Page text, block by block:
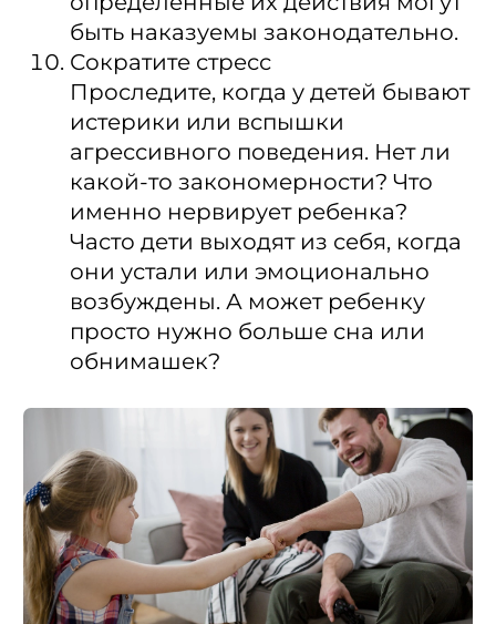
быть наказуемы законодательно.
Сократите стресс
Проследите, когда у детей бывают
истерики или вспышки
агрессивного поведения. Нет ли
какой-то закономерности? Что
именно нервирует ребенка?
Часто дети выходят из себя, когда
они устали или эмоционально
возбуждены. А может ребенку
просто нужно больше сна или
обнимашек?